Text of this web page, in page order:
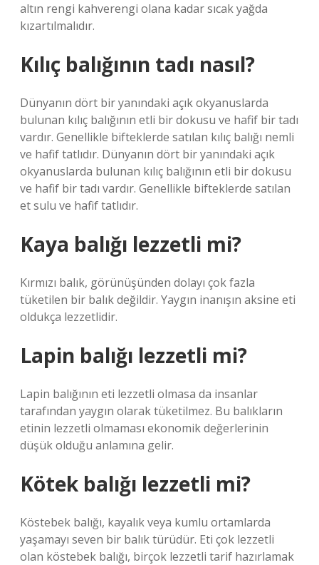
altın rengi kahverengi olana kadar sıcak yağda
kızartılmalıdır.
Kılıç balığının tadı nasıl?
Dünyanın dört bir yanındaki açık okyanuslarda
bulunan kılıç balığının etli bir dokusu ve hafif bir tadı
vardır. Genellikle bifteklerde satılan kılıç balığı nemli
ve hafif tatlıdır. Dünyanın dört bir yanındaki açık
okyanuslarda bulunan kılıç balığının etli bir dokusu
ve hafif bir tadı vardır. Genellikle bifteklerde satılan
et sulu ve hafif tatlıdır.
Kaya balığı lezzetli mi?
Kırmızı balık, görünüşünden dolayı çok fazla
tüketilen bir balık değildir. Yaygın inanışın aksine eti
oldukça lezzetlidir.
Lapin balığı lezzetli mi?
Lapin balığının eti lezzetli olmasa da insanlar
tarafından yaygın olarak tüketilmez. Bu balıkların
etinin lezzetli olmaması ekonomik değerlerinin
düşük olduğu anlamına gelir.
Kötek balığı lezzetli mi?
Köstebek balığı, kayalık veya kumlu ortamlarda
yaşamayı seven bir balık türüdür. Eti çok lezzetli
olan köstebek balığı, birçok lezzetli tarif hazırlamak